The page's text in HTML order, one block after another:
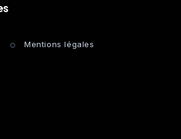
Mentions légales